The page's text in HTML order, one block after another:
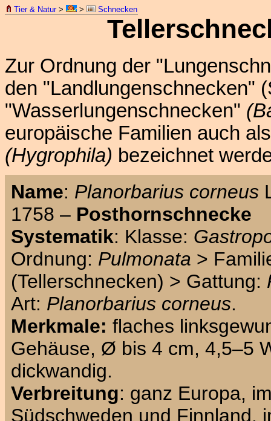
Tier & Natur> > Schnecken
Zur Ordnung der
den "Landlungenschnecken"
"Wasserlungenschnecken"
europäische Familien auch
(Hygrophila) bezeichnet
Name: Planorbarius corneus
1758 – Posthornschnecke
Systematik: Klasse:
Ordnung: Pulmonata >
(Tellerschnecken) > Gattung:
Art: Planorbarius corneus.
Merkmale: flaches
Gehäuse, Ø bis 4 cm, 4,5–5
dickwandig.
Verbreitung: ganz Europa,
Südschweden und Finnland,